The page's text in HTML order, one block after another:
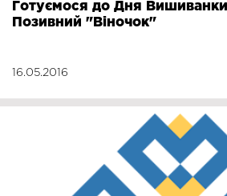
Готуємося до Дня
Позивний "Віночок"
16.05.2016